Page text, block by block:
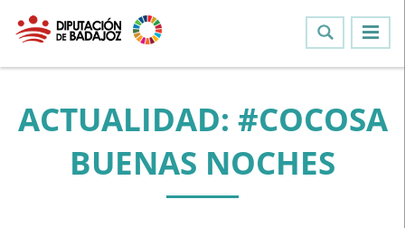
ACTUALIDAD: #COCOSA
BUENAS NOCHES